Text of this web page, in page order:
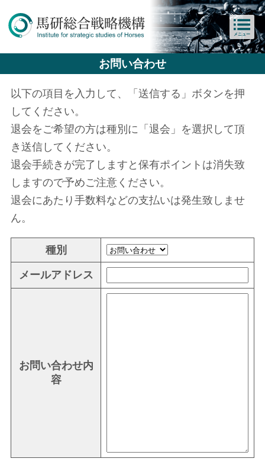
メニュー
お問い合わせ
以下の項目を入力して、「送信する」ボタンを押
してください。
退会をご希望の方は種別に「退会」を選択して頂
き送信してください。
退会手続きが完了しますと保有ポイントは消失致
しますので予めご注意ください。
退会にあたり手数料などの支払いは発生致しませ
ん。
種別
メールアドレス
お問い合わせ内
容